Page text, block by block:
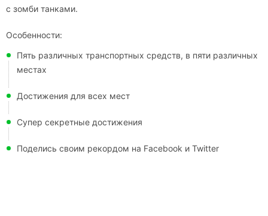
с зомби танками.
Особенности:
Пять различных транспортных средств, в пяти различных
местах
Достижения для всех мест
Супер секретные достижения
Поделись своим рекордом на Facebook и Twitter